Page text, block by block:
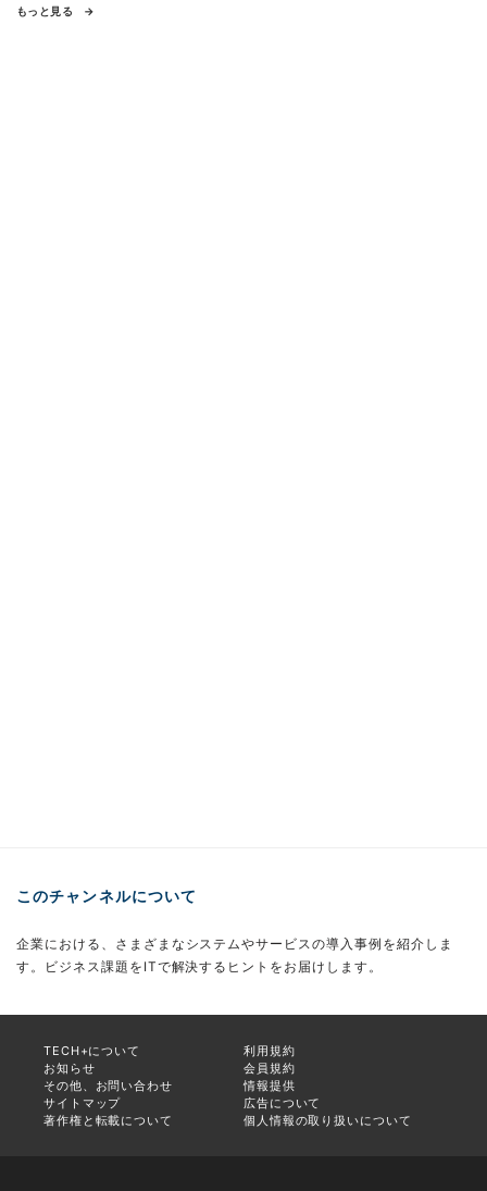
もっと見る
このチャンネルについて
企業における、さまざまなシステムやサービスの導入事例を紹介しま
す。ビジネス課題をITで解決するヒントをお届けします。
TECH+について
利用規約
お知らせ
会員規約
その他、お問い合わせ
情報提供
サイトマップ
広告について
著作権と転載について
個人情報の取り扱いについて